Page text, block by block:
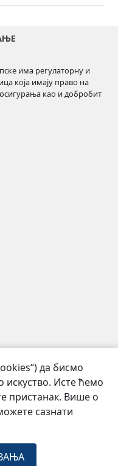
има регулаторну и
која имају право на
као и добробит
да бисмо
Исте ћемо
пристанак. Више о
сазнати